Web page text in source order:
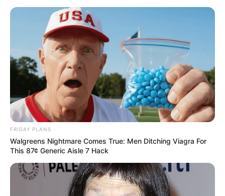
FRIDAY PLANS
Walgreens Nightmare Comes True: Men Ditching Viagra For
This 87¢ Generic Aisle 7 Hack